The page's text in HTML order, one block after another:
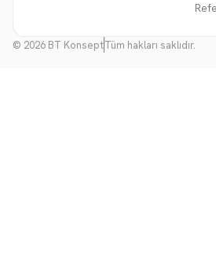
© 2026 BT KonseptTüm hakları saklıdır.